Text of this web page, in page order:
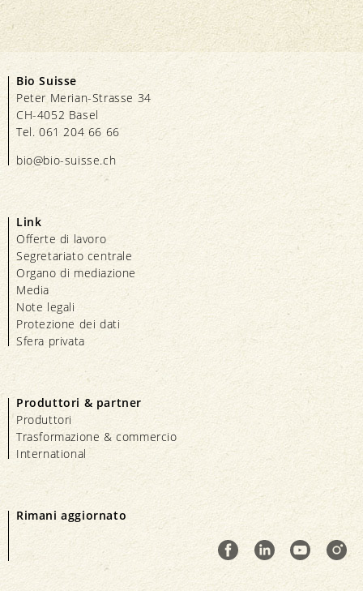
Bio Suisse
Peter Merian-Strasse 34
CH-4052 Basel
Tel. 061 204 66 66
bio@bio-suisse.ch
Link
Offerte di lavoro
Segretariato centrale
Organo di mediazione
Media
Note legali
Protezione dei dati
Sfera privata
Produttori & partner
Produttori
Trasformazione & commercio
International
Rimani aggiornato